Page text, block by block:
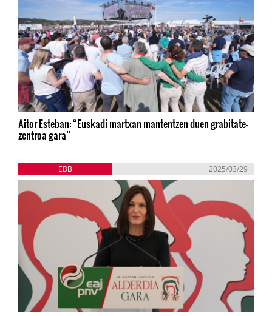
Aitor Esteban: “Euskadi martxan mantentzen duen grabitate-
zentroa gara”
EBB 2025/03/29